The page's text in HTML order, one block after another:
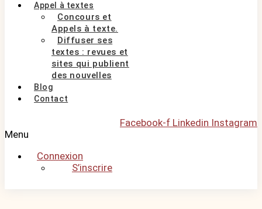
Appel à textes
Concours et
Appels à texte.
Diffuser ses
textes : revues et
sites qui publient
des nouvelles
Blog
Contact
Facebook-f Linkedin Instagram
Menu
Connexion
S’inscrire